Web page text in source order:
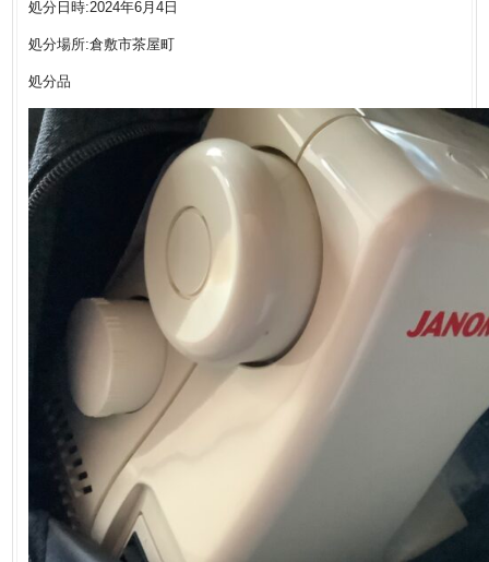
処分日時:2024年6月4日
処分場所:倉敷市茶屋町
処分品